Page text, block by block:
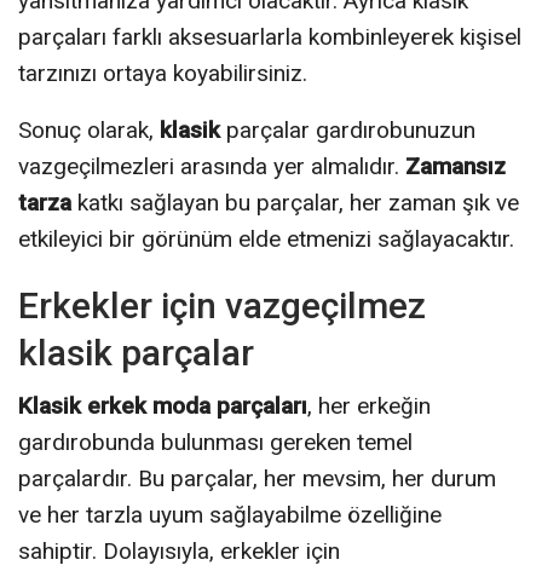
parçaları farklı aksesuarlarla kombinleyerek kişisel
tarzınızı ortaya koyabilirsiniz.
Sonuç olarak, klasikparçalar gardırobunuzun
vazgeçilmezleri arasında yer almalıdır. Zamansız
tarzakatkı sağlayan bu parçalar, her zaman şık ve
etkileyici bir görünüm elde etmenizi sağlayacaktır.
Erkekler için vazgeçilmez
klasik parçalar
Klasik erkek moda parçaları, her erkeğin
gardırobunda bulunması gereken temel
parçalardır. Bu parçalar, her mevsim, her durum
ve her tarzla uyum sağlayabilme özelliğine
sahiptir. Dolayısıyla, erkekler için